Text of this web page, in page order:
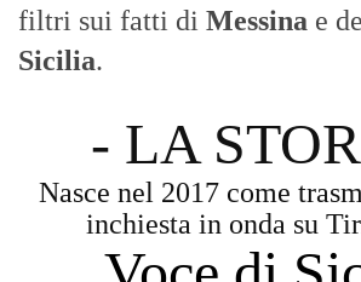
filtri sui fatti di Messina e
Sicilia.
- LA
Nasce nel 2017 come
inchiesta in onda su